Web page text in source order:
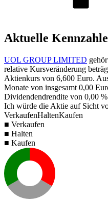
Aktuelle
UOL GROUP LIMITED
relative Kursveränderung
Aktienkurs von 6,600 Euro.
Monate von insgesamt 0,00
Dividendendrendite von 0,00 %
Ich würde die Aktie auf Sicht
VerkaufenHaltenKaufen
■ Verkaufen
■ Halten
■ Kaufen